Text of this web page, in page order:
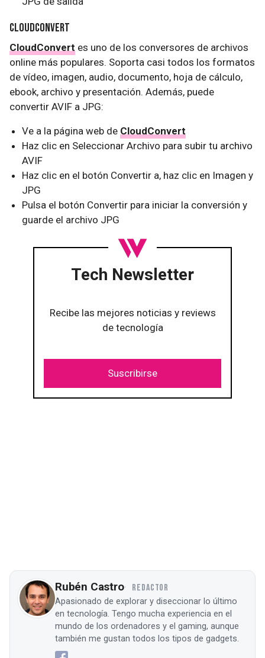
CloudConvert
CloudConvert es uno de los conversores de archivos
online más populares. Soporta casi todos los formatos
de vídeo, imagen, audio, documento, hoja de cálculo,
ebook, archivo y presentación. Además, puede
convertir AVIF a JPG:
Ve a la página web de CloudConvert
Haz clic en Seleccionar Archivo para subir tu archivo
AVIF
Haz clic en el botón Convertir a, haz clic en Imagen y
JPG
Pulsa el botón Convertir para iniciar la conversión y
guarde el archivo JPG
Tech Newsletter
Recibe las mejores noticias y reviews
de tecnología
Suscribirse
Rubén Castro REDACTOR
Apasionado de explorar y diseccionar lo último
en tecnología. Tengo mucha experiencia en el
mundo de los ordenadores y el gaming, aunque
también me gustan todos los tipos de gadgets.